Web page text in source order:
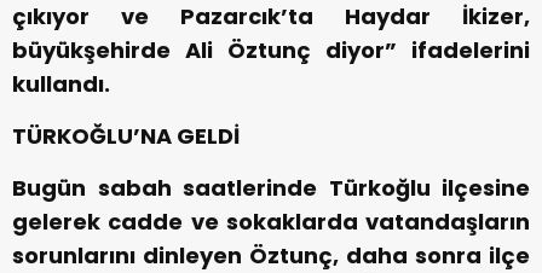
çıkıyor ve Pazarcık’ta Haydar İkizer,
büyükşehirde Ali Öztunç diyor” ifadelerini
kullandı.
TÜRKOĞLU’NA GELDİ
Bugün sabah saatlerinde Türkoğlu ilçesine
gelerek cadde ve sokaklarda vatandaşların
sorunlarını dinleyen Öztunç, daha sonra ilçe